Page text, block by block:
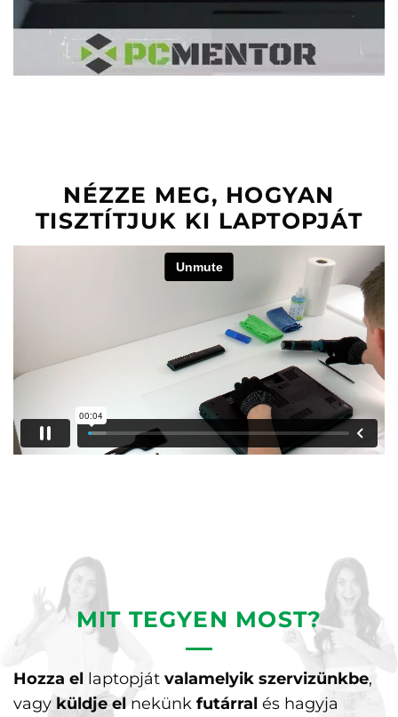
NÉZZE MEG, HOGYAN
TISZTÍTJUK KI LAPTOPJÁT
MIT TEGYEN MOST?
Hozza el laptopját valamelyik szervizünkbe,
vagy küldje el nekünk futárral és hagyja